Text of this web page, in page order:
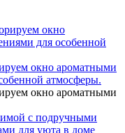
окно ароматными
атмосферы.
окно ароматными